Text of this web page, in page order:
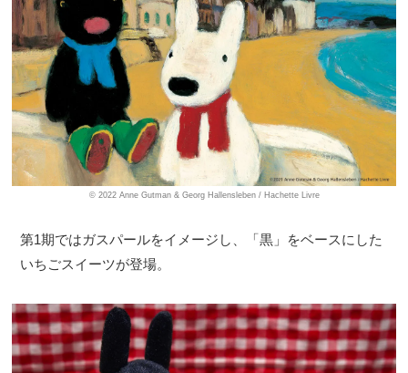
© 2022 Anne Gutman & Georg Hallensleben / Hachette Livre
第1期ではガスパールをイメージし、「黒」をベースにした
いちごスイーツが登場。